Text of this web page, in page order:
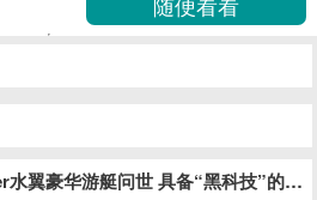
水翼豪华游艇问世 具备“黑科技”的混